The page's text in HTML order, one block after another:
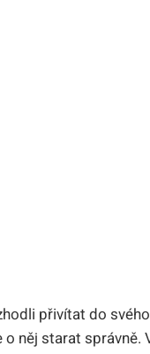
přivítat do
něj starat správně.